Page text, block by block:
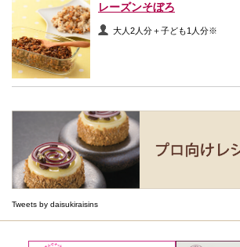
レーズンそぼろ
大人2人分＋子ども1人分※
Tweets by daisukiraisins